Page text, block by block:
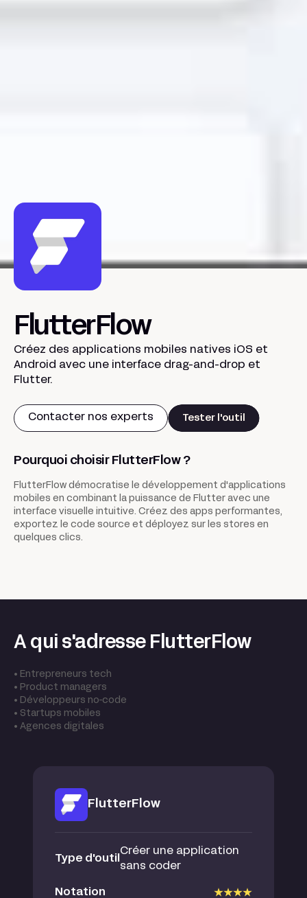
FlutterFlow
Créez des applications mobiles natives iOS et
Android avec une interface drag-and-drop et
Flutter.
Contacter nos experts Tester l'outil
Pourquoi choisir FlutterFlow ?
FlutterFlow démocratise le développement d'applications
mobiles en combinant la puissance de Flutter avec une
interface visuelle intuitive. Créez des apps performantes,
exportez le code source et déployez sur les stores en
quelques clics.
A qui s'adresse FlutterFlow
• Entrepreneurs tech
• Product managers
• Développeurs no-code
• Startups mobiles
• Agences digitales
FlutterFlow
Type d'outil
Créer une application
sans coder
Notation